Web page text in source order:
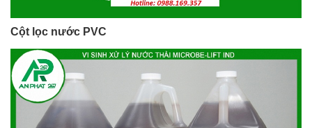
Cột lọc nước PVC